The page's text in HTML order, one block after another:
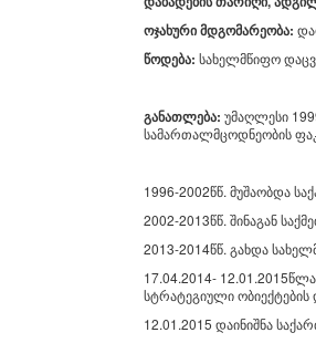
ოჯახური მდგომარეობა:
წოდება: სახელმწიფო
განათლება: უმაღლესი
სამართალმცოდნეობის
1996-2002წწ. მუშაობდა
2002-2013წწ. შინაგან
2013-2014წწ. გახდა
17.04.2014-
სტრატეგიული
12.01.2015 დაინიშნა